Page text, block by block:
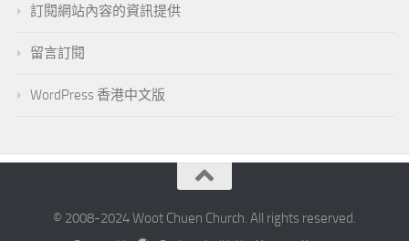
訂閱網站內容的資訊提供
留言訂閱
WordPress 香港中文版
© 2008-2024 Woot Chuen Church. All rights reserved.